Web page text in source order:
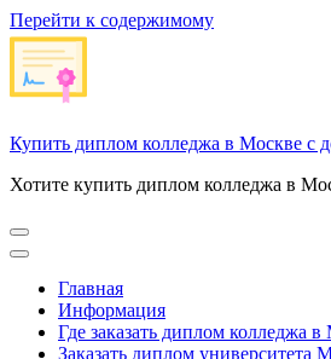
Перейти к содержимому
Купить диплом колледжа в Москве с
Хотите купить диплом колледжа в
Главная
Информация
Где заказать диплом колледжа
Заказать диплом университета